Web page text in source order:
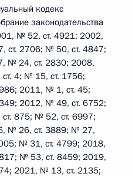
кодекс
законодательства
№ 52, ст. 4921; 2002,
ст. 2706; № 50, ст. 4847;
№ 24, ст. 2830; 2008,
4; № 15, ст. 1756;
2011, № 1, ст. 45;
2012, № 49, ст. 6752;
875; № 52, ст. 6997;
№ 26, ст. 3889; № 27,
№ 31, ст. 4799; 2018,
№ 53, ст. 8459; 2019,
2021, № 13, ст. 2135;